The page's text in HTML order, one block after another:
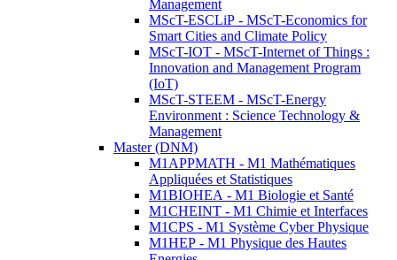
Management
MScT-ESCLiP - MScT-Economics for
Smart Cities and Climate Policy
MScT-IOT - MScT-Internet of Things :
Innovation and Management Program
(IoT)
MScT-STEEM - MScT-Energy
Environment : Science Technology &
Management
Master (DNM)
M1APPMATH - M1 Mathématiques
Appliquées et Statistiques
M1BIOHEA - M1 Biologie et Santé
M1CHEINT - M1 Chimie et Interfaces
M1CPS - M1 Système Cyber Physique
M1HEP - M1 Physique des Hautes